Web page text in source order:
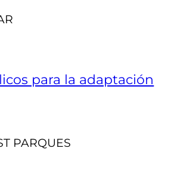
para la adaptación
PARQUES